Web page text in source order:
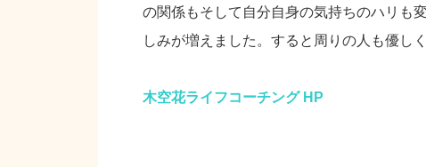
の関係もそして自分自身の気持ちのハリも
しみが増えました。すると周りの人も優し
木空花ライフコーチング HP